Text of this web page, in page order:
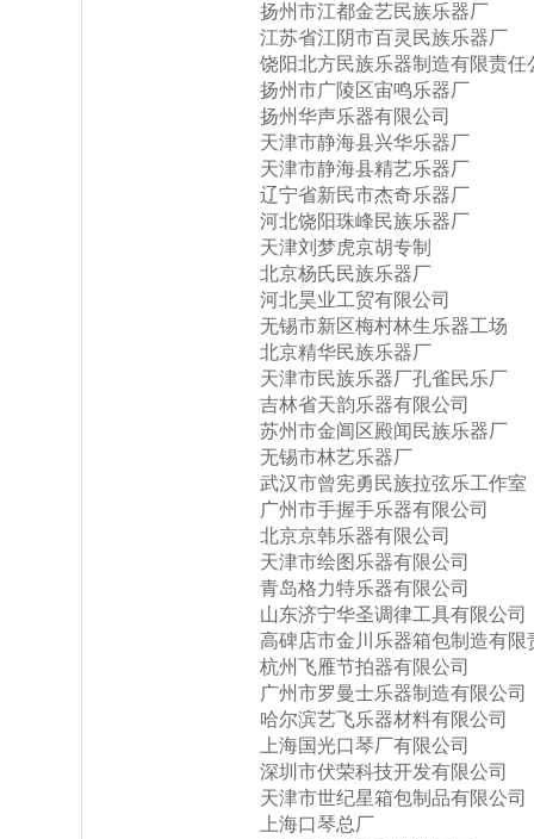
扬州市江都金艺民族乐器厂
江苏省江阴市百灵民族乐器厂
饶阳北方民族乐器制造有限责任
扬州市广陵区宙鸣乐器厂
扬州华声乐器有限公司
天津市静海县兴华乐器厂
天津市静海县精艺乐器厂
辽宁省新民市杰奇乐器厂
河北饶阳珠峰民族乐器厂
天津刘梦虎京胡专制
北京杨氏民族乐器厂
河北昊业工贸有限公司
无锡市新区梅村林生乐器工场
北京精华民族乐器厂
天津市民族乐器厂孔雀民乐厂
吉林省天韵乐器有限公司
苏州市金阊区殿闻民族乐器厂
无锡市林艺乐器厂
武汉市曾宪勇民族拉弦乐工作室
广州市手握手乐器有限公司
北京京韩乐器有限公司
天津市绘图乐器有限公司
青岛格力特乐器有限公司
山东济宁华圣调律工具有限公司
高碑店市金川乐器箱包制造有限
杭州飞雁节拍器有限公司
广州市罗曼士乐器制造有限公司
哈尔滨艺飞乐器材料有限公司
上海国光口琴厂有限公司
深圳市伏荣科技开发有限公司
天津市世纪星箱包制品有限公司
上海口琴总厂